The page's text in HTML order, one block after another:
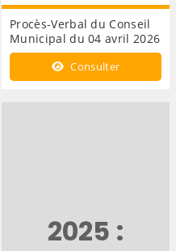
Procès-Verbal du Conseil
Municipal du 04 avril 2026
Consulter
2025 :